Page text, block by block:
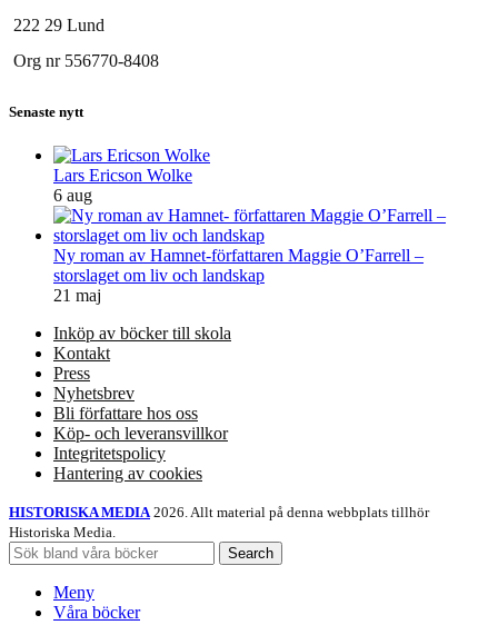
222 29 Lund
Org nr 556770-8408
Senaste nytt
Lars Ericson Wolke
6 aug
Ny roman av Hamnet-författaren Maggie O’Farrell –
storslaget om liv och landskap
21 maj
Inköp av böcker till skola
Kontakt
Press
Nyhetsbrev
Bli författare hos oss
Köp- och leveransvillkor
Integritetspolicy
Hantering av cookies
HISTORISKA MEDIA2026. Allt material på denna webbplats tillhör
Historiska Media.
Search
Meny
Våra böcker